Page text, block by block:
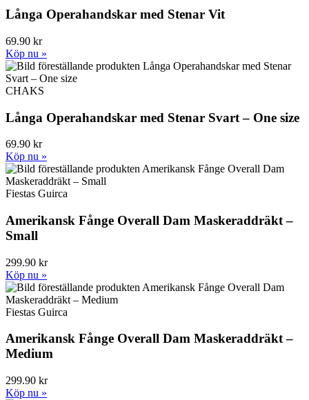
Långa Operahandskar med Stenar Vit
69.90 kr
Köp nu »
CHAKS
Långa Operahandskar med Stenar Svart – One size
69.90 kr
Köp nu »
Fiestas Guirca
Amerikansk Fånge Overall Dam Maskeraddräkt –
Small
299.90 kr
Köp nu »
Fiestas Guirca
Amerikansk Fånge Overall Dam Maskeraddräkt –
Medium
299.90 kr
Köp nu »